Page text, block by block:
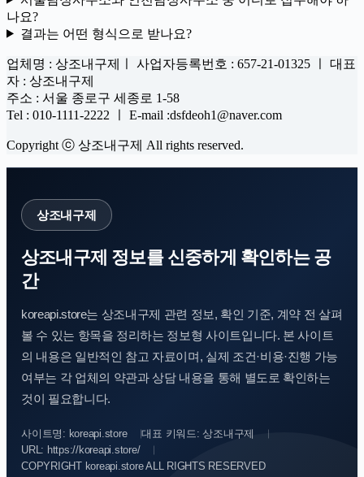
나요?
결과는 어떤 형식으로 받나요?
업체명 : 상조내구제ㅣ 사업자등록번호 : 657-21-01325 ㅣ 대표
자 : 상조내구제
주소 : 서울 종로구 세종로 1-58
Tel : 010-1111-2222 ㅣ E-mail :dsfdeoh1@naver.com
Copyright ⓒ 상조내구제 All rights reserved.
상조내구제
상조내구제 정보를 신중하게 확인하는 공
간
koreapi.store는 상조내구제 관련 정보, 확인 기준, 계약 전 살펴
볼 수 있는 항목을 정리하는 정보형 사이트입니다. 본 사이트
의 내용은 일반적인 참고 자료이며, 실제 조건·비용·진행 가능
여부는 각 업체의 약관과 상담 내용을 통해 별도로 확인하는
것이 필요합니다.
사이트명: koreapi.store
대표 키워드: 상조내구제
URL: https://koreapi.store/
COPYRIGHT koreapi.store ALL RIGHTS RESERVED